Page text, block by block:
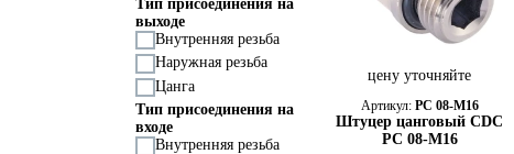
Пищевые
Тип присоединения на
выходе
Внутренняя резьба
Наружная резьба
Цанга
Тип присоединения на
входе
Внутренняя резьба
цену уточняйте
Артикул: PC 08-M16
Штуцер цанговый CDC
PC 08-M16